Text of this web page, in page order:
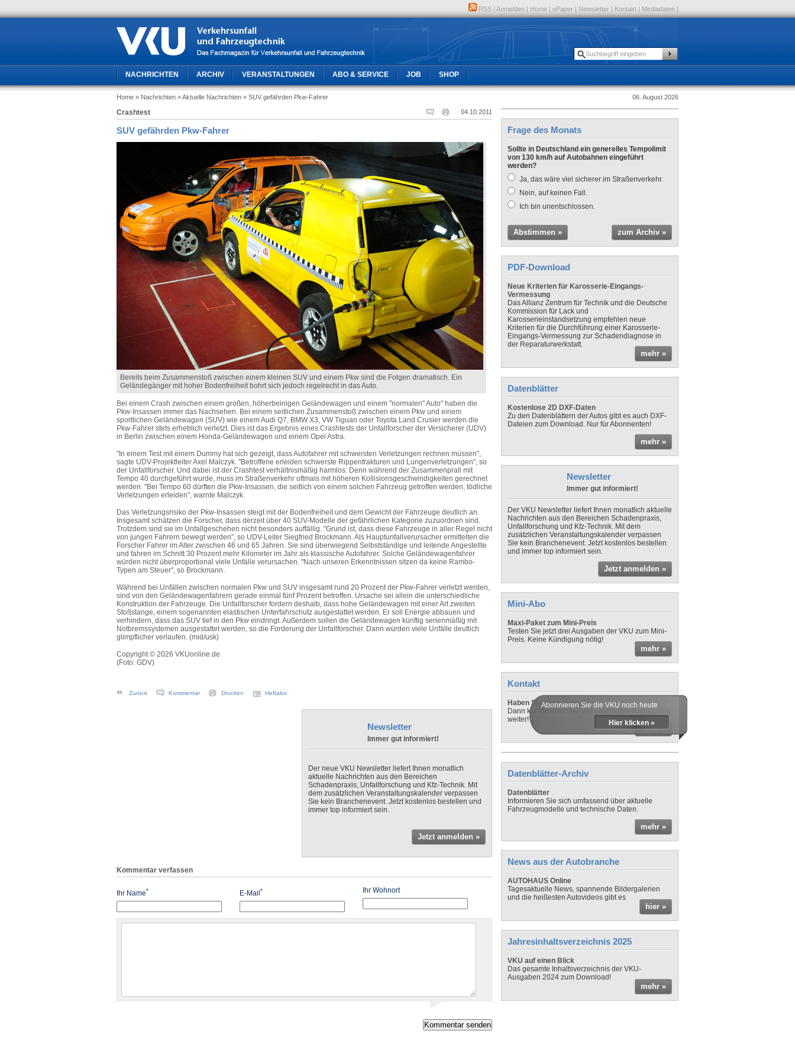
RSS | Anmelden | Home | ePaper | Newsletter | Kontakt | Mediadaten |
NACHRICHTEN ARCHIV VERANSTALTUNGEN ABO & SERVICE JOB SHOP
Home » Nachrichten » Aktuelle Nachrichten » SUV gefährden Pkw-Fahrer 06. August 2026
04.10.2011
Crashtest
SUV gefährden Pkw-Fahrer
Bereits beim Zusammenstoß zwischen einem kleinen SUV und einem Pkw sind die Folgen dramatisch. Ein
Geländegänger mit hoher Bodenfreiheit bohrt sich jedoch regelrecht in das Auto.
Bei einem Crash zwischen einem großen, höherbeinigen Geländewagen und einem "normalen" Auto" haben die
Pkw-Insassen immer das Nachsehen. Bei einem seitlichen Zusammenstoß zwischen einem Pkw und einem
sportlichen Geländewagen (SUV) wie einem Audi Q7, BMW X3, VW Tiguan oder Toyota Land Crusier werden die
Pkw-Fahrer stets erheblich verletzt. Dies ist das Ergebnis eines Crashtests der Unfallforscher der Versicherer (UDV)
in Berlin zwischen einem Honda-Geländewagen und einem Opel Astra.
"In einem Test mit einem Dummy hat sich gezeigt, dass Autofahrer mit schwersten Verletzungen rechnen müssen",
sagte UDV-Projektleiter Axel Malczyk. "Betroffene erleiden schwerste Rippenfrakturen und Lungenverletzungen", so
der Unfallforscher. Und dabei ist der Crashtest verhältnismäßig harmlos: Denn während der Zusammenprall mit
Tempo 40 durchgeführt wurde, muss im Straßenverkehr oftmals mit höheren Kollisionsgeschwindigkeiten gerechnet
werden. "Bei Tempo 60 dürften die Pkw-Insassen, die seitlich von einem solchen Fahrzeug getroffen werden, tödliche
Verletzungen erleiden", warnte Malczyk.
Das Verletzungsrisiko der Pkw-Insassen steigt mit der Bodenfreiheit und dem Gewicht der Fahrzeuge deutlich an.
Insgesamt schätzen die Forscher, dass derzeit über 40 SUV-Modelle der gefährlichen Kategorie zuzuordnen sind.
Trotzdem sind sie im Unfallgeschehen nicht besonders auffällig. "Grund ist, dass diese Fahrzeuge in aller Regel nicht
von jungen Fahrern bewegt werden", so UDV-Leiter Siegfried Brockmann. Als Hauptunfallverursacher ermittelten die
Forscher Fahrer im Alter zwischen 46 und 65 Jahren. Sie sind überwiegend Selbstständige und leitende Angestellte
und fahren im Schnitt 30 Prozent mehr Kilometer im Jahr als klassische Autofahrer. Solche Geländewagenfahrer
würden nicht überproportional viele Unfälle verursachen. "Nach unseren Erkenntnissen sitzen da keine Rambo-
Typen am Steuer", so Brockmann.
Während bei Unfällen zwischen normalen Pkw und SUV insgesamt rund 20 Prozent der Pkw-Fahrer verletzt werden,
sind von den Geländewagenfahrern gerade einmal fünf Prozent betroffen. Ursache sei allein die unterschiedliche
Konstruktion der Fahrzeuge. Die Unfallforscher fordern deshalb, dass hohe Geländewagen mit einer Art zweiten
Stoßstange, einem sogenannten elastischen Unterfahrschutz ausgestattet werden. Er soll Energie abbauen und
verhindern, dass das SUV tief in den Pkw eindringt. Außerdem sollen die Geländewagen künftig serienmäßig mit
Notbremssystemen ausgestattet werden, so die Forderung der Unfallforscher. Dann würden viele Unfälle deutlich
glimpflicher verlaufen. (mid/usk)
Copyright © 2026 VKUonline.de
(Foto: GDV)
Zurück Kommentar Drucken Heftabo
Newsletter
Immer gut informiert!
Der neue VKU Newsletter liefert Ihnen monatlich
aktuelle Nachrichten aus den Bereichen
Schadenpraxis, Unfallforschung und Kfz-Technik. Mit
dem zusätzlichen Veranstaltungskalender verpassen
Sie kein Branchenevent. Jetzt kostenlos bestellen und
immer top informiert sein.
Jetzt anmelden »
Kommentar verfassen
Ihr Name* E-Mail * Ihr Wohnort
Frage des Monats
Sollte in Deutschland ein generelles Tempolimit
von 130 km/h auf Autobahnen eingeführt
werden?
Ja, das wäre viel sicherer im Straßenverkehr.
Nein, auf keinen Fall.
Ich bin unentschlossen.
Abstimmen » zum Archiv »
PDF-Download
Neue Kriterien für Karosserie-Eingangs-
Vermessung
Das Allianz Zentrum für Technik und die Deutsche
Kommission für Lack und
Karosserieinstandsetzung empfehlen neue
Kriterien für die Durchführung einer Karosserie-
Eingangs-Vermessung zur Schadendiagnose in
der Reparaturwerkstatt.
mehr »
Datenblätter
Kostenlose 2D DXF-Daten
Zu den Datenblättern der Autos gibt es auch DXF-
Dateien zum Download. Nur für Abonnenten!
mehr »
Newsletter
Immer gut informiert!
Der VKU Newsletter liefert Ihnen monatlich aktuelle
Nachrichten aus den Bereichen Schadenpraxis,
Unfallforschung und Kfz-Technik. Mit dem
zusätzlichen Veranstaltungskalender verpassen
Sie kein Branchenevent. Jetzt kostenlos bestellen
und immer top informiert sein.
Jetzt anmelden »
Mini-Abo
Maxi-Paket zum Mini-Preis
Testen Sie jetzt drei Ausgaben der VKU zum Mini-
Preis. Keine Kündigung nötig!
mehr »
Kontakt
Haben Sie noch Fragen?
Dann kontaktieren Sie uns - wir helfen Ihnen gerne
weiter!
mehr »
Abonnieren Sie die VKU noch heute
Hier klicken »
Datenblätter-Archiv
Datenblätter
Informieren Sie sich umfassend über aktuelle
Fahrzeugmodelle und technische Daten.
mehr »
News aus der Autobranche
AUTOHAUS Online
Tagesaktuelle News, spannende Bildergalerien
und die heißesten Autovideos gibt es
hier »
Jahresinhaltsverzeichnis 2025
VKU auf einen Blick
Das gesamte Inhaltsverzeichnis der VKU-
Ausgaben 2024 zum Download!
mehr »